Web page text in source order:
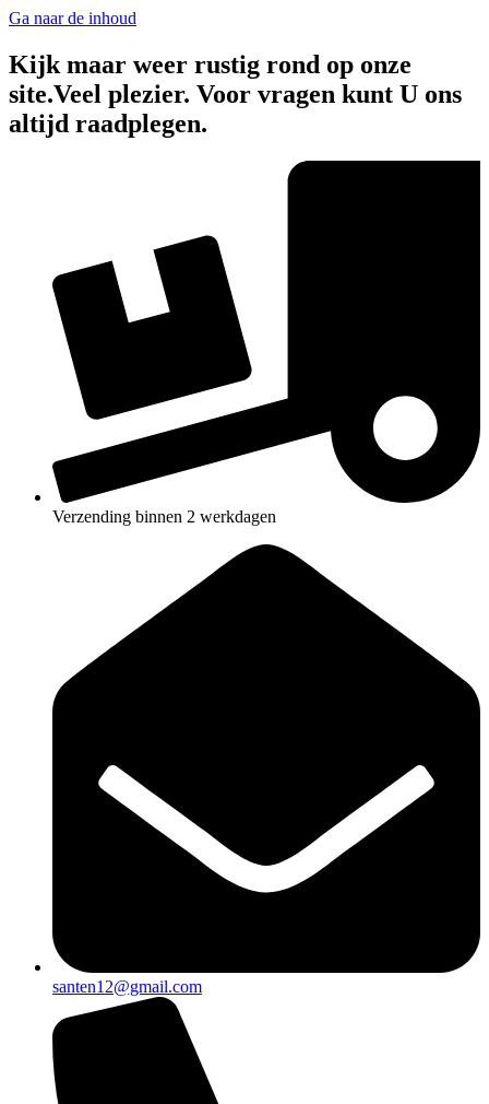
Ga naar de inhoud
Kijk maar weer rustig rond op onze
site.Veel plezier. Voor vragen kunt U ons
altijd raadplegen.
Verzending binnen 2 werkdagen
santen12@gmail.com